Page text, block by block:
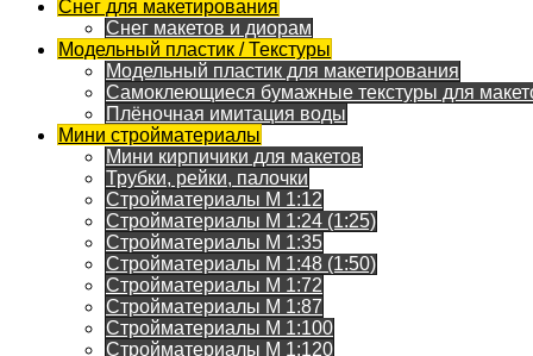
Снег для макетирования
Снег макетов и диорам
Модельный пластик / Текстуры
Модельный пластик для макетирования
Самоклеющиеся бумажные текстуры для
Плёночная имитация воды
Мини стройматериалы
Мини кирпичики для макетов
Трубки, рейки, палочки
Стройматериалы M 1:12
Стройматериалы M 1:24 (1:25)
Стройматериалы M 1:35
Стройматериалы M 1:48 (1:50)
Стройматериалы M 1:72
Стройматериалы M 1:87
Стройматериалы M 1:100
Стройматериалы M 1:120